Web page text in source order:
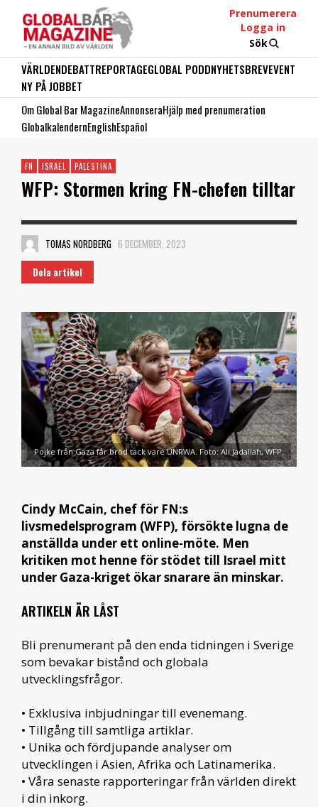
Prenumerera
Logga in
Sök
VÄRLDENDEBATTREPORTAGEGLOBAL PODDNYHETSBREVEVENT
NY PÅ JOBBET
Om Global Bar MagazineAnnonseraHjälp med prenumeration
GlobalkalendernEnglishEspañol
FN ISRAEL PALESTINA
WFP: Stormen kring FN-chefen tilltar
TOMAS NORDBERG 6 DECEMBER, 2023
Dela artikel
Pojke från Gaza får bröd tack vare UNRWA. Foto: Ali Jadallah, WFP.
Cindy McCain, chef för FN:s
livsmedelsprogram (WFP), försökte lugna de
anställda under ett online-möte. Men
kritiken mot henne för stödet till Israel mitt
under Gaza-kriget ökar snarare än minskar.
ARTIKELN ÄR LÅST
Bli prenumerant på den enda tidningen i Sverige
som bevakar bistånd och globala
utvecklingsfrågor.
• Exklusiva inbjudningar till evenemang.
• Tillgång till samtliga artiklar.
• Unika och fördjupande analyser om
utvecklingen i Asien, Afrika och Latinamerika.
• Våra senaste rapporteringar från världen direkt
i din inkorg.